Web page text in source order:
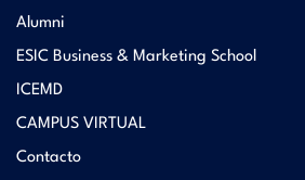
Alumni
ESIC Business & Marketing School
ICEMD
CAMPUS VIRTUAL
Contacto